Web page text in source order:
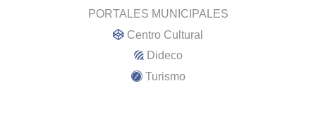
PORTALES MUNICIPALES
Centro Cultural
Dideco
Turismo